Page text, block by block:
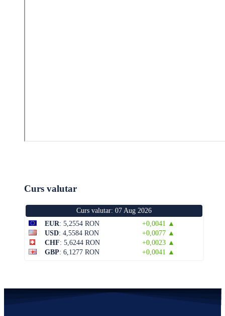
Curs valutar
Curs valutar: 07 Aug 2026
EUR: 5,2554 RON
+0,0041 ▲
USD: 4,5584 RON
+0,0077 ▲
CHF: 5,6244 RON
+0,0023 ▲
GBP: 6,1277 RON +0,0041 ▲